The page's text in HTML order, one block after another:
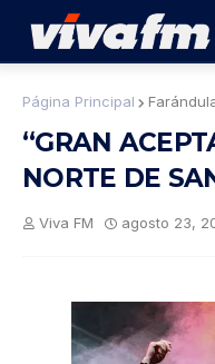
Página Principal
“GRAN
NORTE DE
Viva FM agosto 23,